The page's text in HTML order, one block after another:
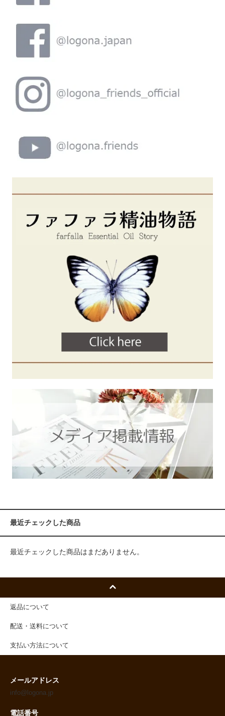
最近チェックした商品
最近チェックした商品はまだありません。
返品について
配送・送料について
支払い方法について
メールアドレス
info@logona.jp
電話番号